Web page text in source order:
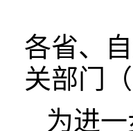
各省、
关部门
为进